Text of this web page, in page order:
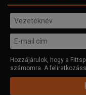
Hozzájárulok, hogy a
számomra. A